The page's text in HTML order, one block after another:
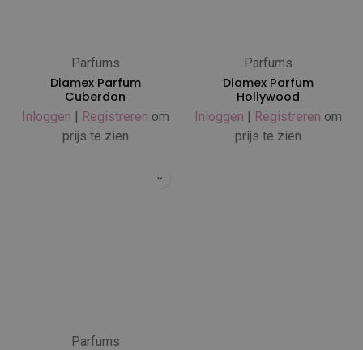
Parfums
Diamex Parfum
Cuberdon
Inloggen | Registreren om
prijs te zien
Parfums
Diamex Parfum
Hollywood
Inloggen | Registreren om
prijs te zien
Parfums